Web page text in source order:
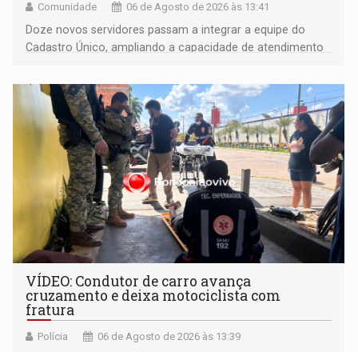
Comunidade 06 de Agosto de 2026 às 13:41
Doze novos servidores passam a integrar a equipe do
Cadastro Único, ampliando a capacidade de atendimento
VÍDEO: Condutor de carro avança
cruzamento e deixa motociclista com
fratura
Polícia 06 de Agosto de 2026 às 13:39